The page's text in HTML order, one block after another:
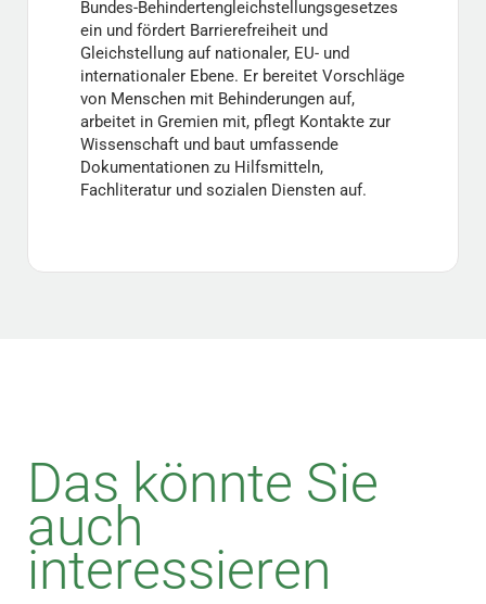
Bundes-Behindertengleichstellungsgesetzes
ein und fördert Barrierefreiheit und
Gleichstellung auf nationaler, EU- und
internationaler Ebene. Er bereitet Vorschläge
von Menschen mit Behinderungen auf,
arbeitet in Gremien mit, pflegt Kontakte zur
Wissenschaft und baut umfassende
Dokumentationen zu Hilfsmitteln,
Fachliteratur und sozialen Diensten auf.
Das könnte Sie
auch
interessieren